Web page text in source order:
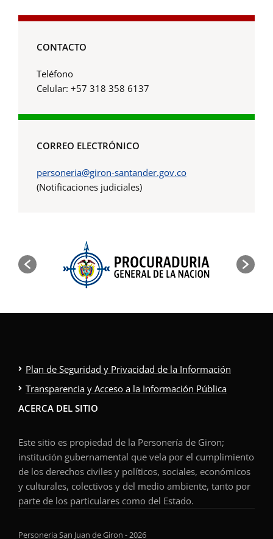
CONTACTO
Teléfono
Celular: +57 318 358 6137
CORREO ELECTRÓNICO
personeria@giron-santander.gov.co
(Notificaciones judiciales)
Plan de Seguridad y Privacidad de la Información
Transparencia y Acceso a la Información Pública
ACERCA DEL SITIO
Este sitio es propiedad de la Personería de Giron;
institución gubernamental que vela por el cumplimiento
de los derechos civiles y políticos, sociales, económicos
y culturales, colectivos y del medio ambiente, tanto por
parte de los particulares como del Estado.
Personeria San Juan de Giron - 2026